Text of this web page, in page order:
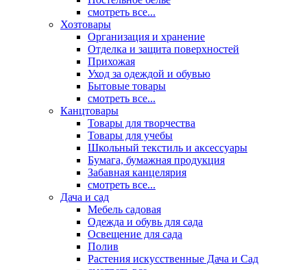
смотреть все...
Хозтовары
Организация и хранение
Отделка и защита поверхностей
Прихожая
Уход за одеждой и обувью
Бытовые товары
смотреть все...
Канцтовары
Товары для творчества
Товары для учебы
Школьный текстиль и аксессуары
Бумага, бумажная продукция
Забавная канцелярия
смотреть все...
Дача и сад
Мебель садовая
Одежда и обувь для сада
Освещение для сада
Полив
Растения искусственные Дача и Сад